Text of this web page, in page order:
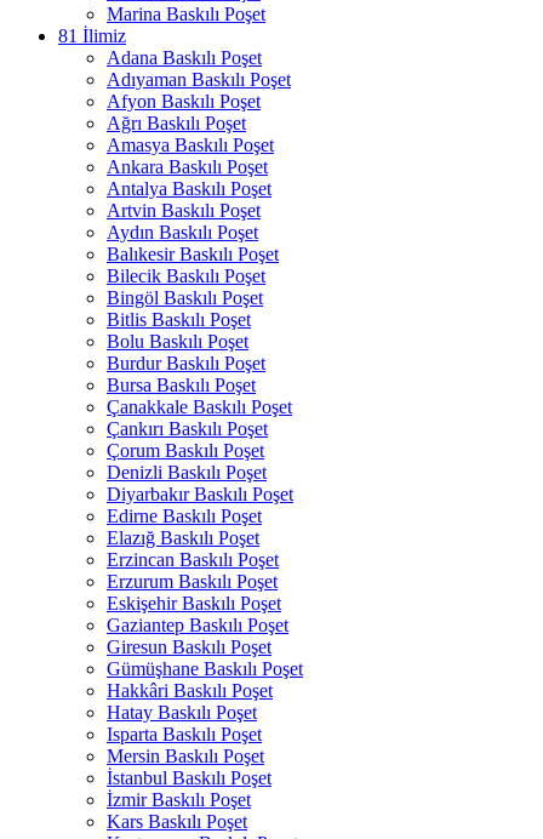
Marina Baskılı Poşet
81 İlimiz
Adana Baskılı Poşet
Adıyaman Baskılı Poşet
Afyon Baskılı Poşet
Ağrı Baskılı Poşet
Amasya Baskılı Poşet
Ankara Baskılı Poşet
Antalya Baskılı Poşet
Artvin Baskılı Poşet
Aydın Baskılı Poşet
Balıkesir Baskılı Poşet
Bilecik Baskılı Poşet
Bingöl Baskılı Poşet
Bitlis Baskılı Poşet
Bolu Baskılı Poşet
Burdur Baskılı Poşet
Bursa Baskılı Poşet
Çanakkale Baskılı Poşet
Çankırı Baskılı Poşet
Çorum Baskılı Poşet
Denizli Baskılı Poşet
Diyarbakır Baskılı Poşet
Edirne Baskılı Poşet
Elazığ Baskılı Poşet
Erzincan Baskılı Poşet
Erzurum Baskılı Poşet
Eskişehir Baskılı Poşet
Gaziantep Baskılı Poşet
Giresun Baskılı Poşet
Gümüşhane Baskılı Poşet
Hakkâri Baskılı Poşet
Hatay Baskılı Poşet
Isparta Baskılı Poşet
Mersin Baskılı Poşet
İstanbul Baskılı Poşet
İzmir Baskılı Poşet
Kars Baskılı Poşet